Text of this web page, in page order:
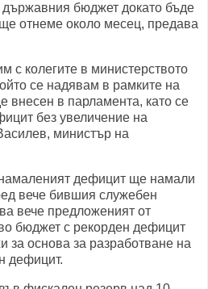
държавния бюджет докато бъде
отнеме около месец, предава
с колегите в министерството
се надявам в рамките на
внесен в парламента, като се
без увеличение на
министър на
дефицит ще намали
вече бившия служебен
вече предложеният от
бюджет с рекорден дефицит
за основа за разработване на
дефицит.